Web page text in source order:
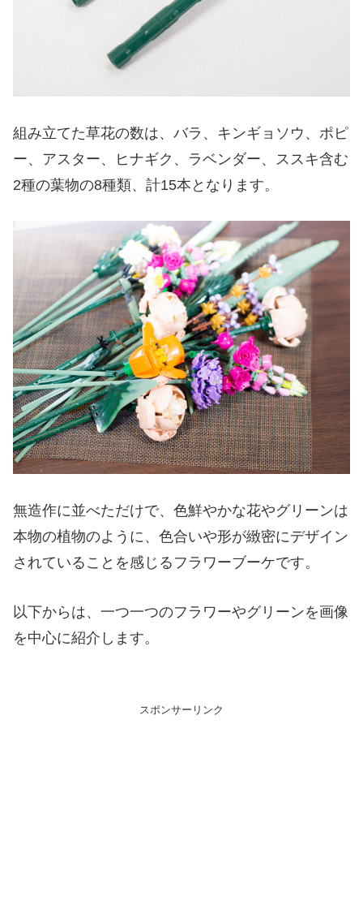
組み立てた草花の数は、バラ、キンギョソウ、ポピ
ー、アスター、ヒナギク、ラベンダー、ススキ含む
2種の葉物の8種類、計15本となります。
無造作に並べただけで、色鮮やかな花やグリーンは
本物の植物のように、色合いや形が緻密にデザイン
されていることを感じるフラワーブーケです。
以下からは、一つ一つのフラワーやグリーンを画像
を中心に紹介します。
スポンサーリンク